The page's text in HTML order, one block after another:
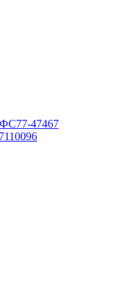
47467